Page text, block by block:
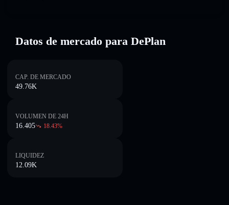
Datos de mercado para DePlan
CAP. DE MERCADO
49.76K
VOLUMEN DE 24H
16.405 18.43%
LIQUIDEZ
12.09K